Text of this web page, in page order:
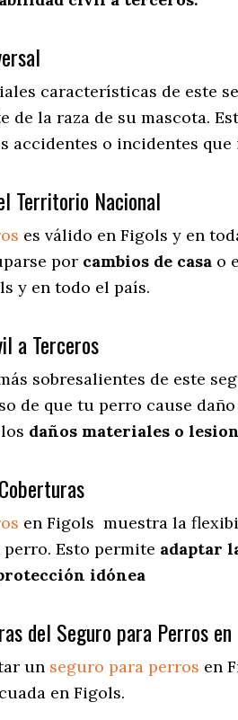
características de este
de la raza de su mascota.
accidentes o incidentes
Territorio Nacional
es válido en Figols y en
por cambios de casa o
y en todo el país.
a Terceros
sobresalientes de este
de que tu perro cause
daños materiales o
en Figols muestra la
Esto permite adaptar
idónea
del Seguro para Perros en
un seguro para perros en
en Figols.